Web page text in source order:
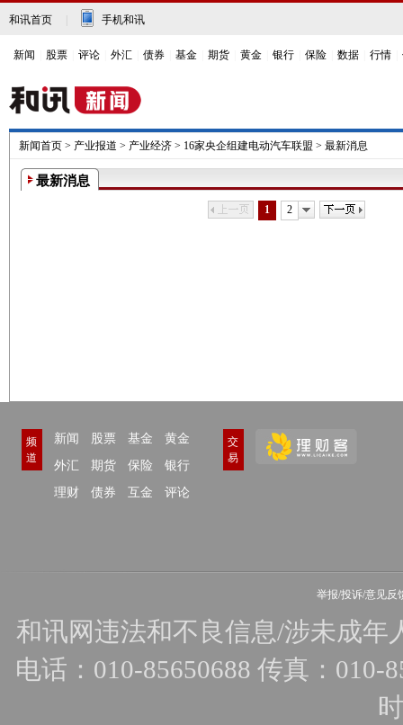
和讯首页 手机和讯
新闻 股票 评论 外汇 债券 基金 期货 黄金 银行 保险 数据 行情
新闻首页 > 产业报道 > 产业经济 > 16家央企组建电动汽车联盟 > 最新消息
最新消息
1 2
下一页
频
道
新闻 股票 基金
黄金
外汇
期货 保险
银行
理财
债券 互金 评论
交
易
举报/投诉/意见反
和讯网违法和不良信息/涉未成年
电话：010-85650688 传真：010-